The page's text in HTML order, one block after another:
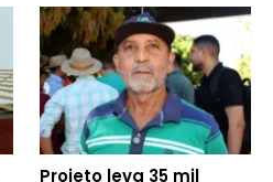
Projeto leva 35 mil